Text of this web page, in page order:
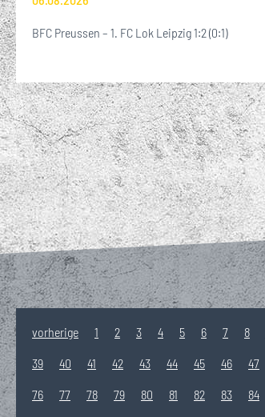
BFC Preussen – 1. FC Lok Leipzig 1:2 (0:1)
vorherige 1 2 3 4 5 6 7 8
39 40 41 42 43 44 45 46 47
76 77 78 79 80 81 82 83 84